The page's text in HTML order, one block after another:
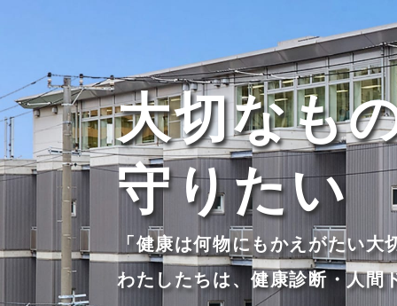
大切なも
守りたい
「健康は何物にもかえがたい大
わたしたちは、健康診断・人間